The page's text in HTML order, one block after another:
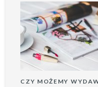
CZY MOŻEMY